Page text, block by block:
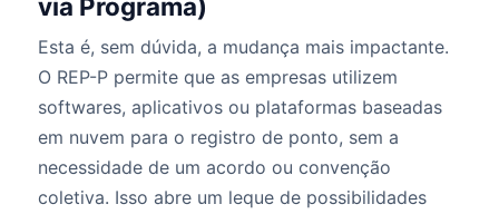
via Programa)
Esta é, sem dúvida, a mudança mais impactante.
O REP-P permite que as empresas utilizem
softwares, aplicativos ou plataformas baseadas
em nuvem para o registro de ponto, sem a
necessidade de um acordo ou convenção
coletiva. Isso abre um leque de possibilidades